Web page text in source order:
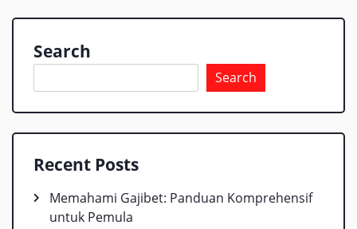
Search
Search
Recent Posts
Memahami Gajibet: Panduan Komprehensif
untuk Pemula